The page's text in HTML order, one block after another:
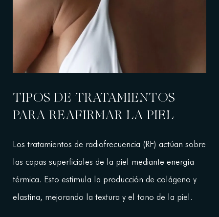
TIPOS DE TRATAMIENTOS
PARA REAFIRMAR LA PIEL
Los tratamientos de radiofrecuencia (RF) actúan sobre
las capas superficiales de la piel mediante energía
térmica. Esto estimula la producción de colágeno y
elastina, mejorando la textura y el tono de la piel.